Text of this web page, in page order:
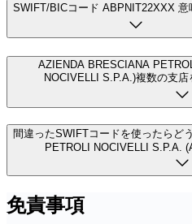
SWIFT/BICコード ABPNIT22XXX 意
AZIENDA BRESCIANA
NOCIVELLI S.P.A.)複数の支
間違ったSWIFTコードを使ったらど
PETROLI NOCIVELLI S.P.A.
免責事項